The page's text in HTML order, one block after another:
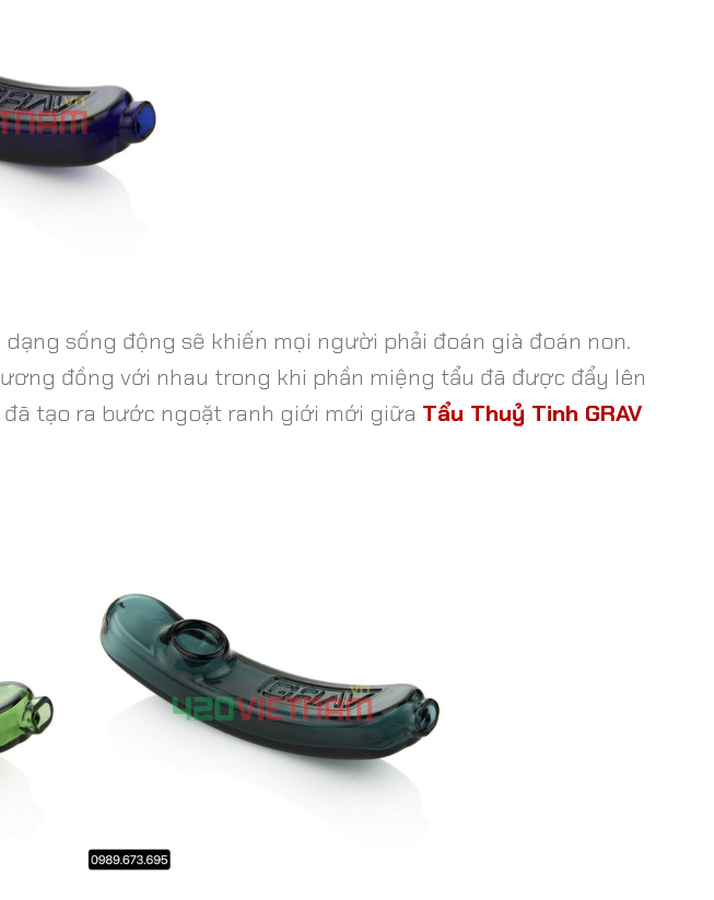
sống động sẽ khiến mọi người phải đoán già đoán non.
đồng với nhau trong khi phần miệng tẩu đã được đẩy lên
tạo ra bước ngoặt ranh giới mới giữa Tẩu Thuỷ Tinh GRAV